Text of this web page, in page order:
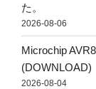
た。
2026-08-06
Microchip
(DOWNLOAD)
2026-08-04